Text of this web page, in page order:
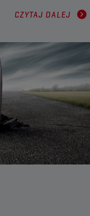
latach współpracy
dostawcą dla
wyjątkową obsługę
CZYTAJ DALEJ